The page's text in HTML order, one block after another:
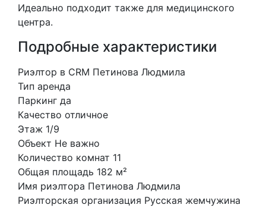
Идеально подходит также для медицинского
центра.
Подробные характеристики
Риэлтор в CRM Петинова Людмила
Тип аренда
Паркинг да
Качество отличное
Этаж 1/9
Объект Не важно
Количество комнат 11
Общая площадь 182 м²
Имя риэлтора Петинова Людмила
Риэлторская организация Русская жемчужина